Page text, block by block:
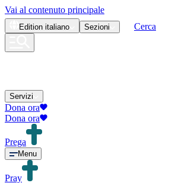
Vai al contenuto principale
Edition italiano Sezioni Cerca
Servizi
Dona ora
Dona ora
Prega
Menu
Pray